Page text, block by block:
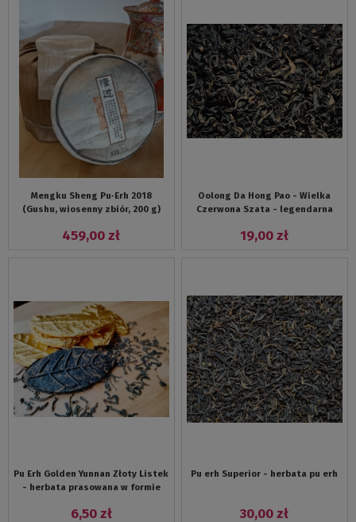
Mengku Sheng Pu‑Erh 2018
(Gushu, wiosenny zbiór, 200 g)
459,00 zł
Oolong Da Hong Pao - Wielka
Czerwona Szata - legendarna
Wuyi
19,00 zł
Pu Erh Golden Yunnan Złoty Listek
- herbata prasowana w formie
6,50 zł
Pu erh Superior - herbata pu erh
30,00 zł